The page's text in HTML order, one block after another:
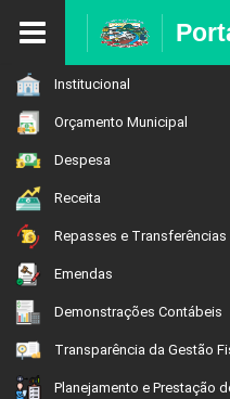
Institucional
Orçamento Municipal
Despesa
Receita
Repasses e Transferências
Emendas
Demonstrações Contábeis
Transparência da Gestão
Planejamento e Prestação